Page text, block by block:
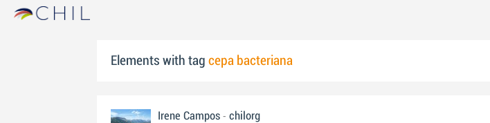
Elements with tag cepa bacteriana
Irene Campos - chilorg